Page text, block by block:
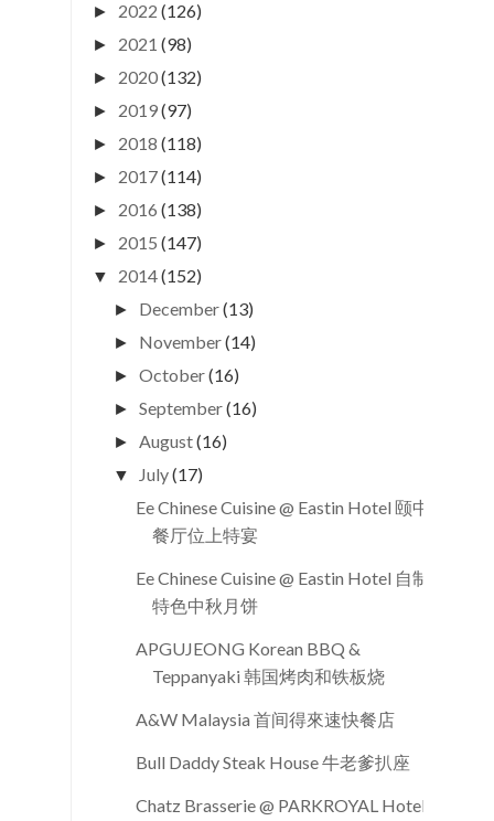
► 2022 (126)
► 2021 (98)
► 2020(132)
► 2019(97)
► 2018 (118)
► 2017(114)
► 2016 (138)
► 2015 (147)
▼ 2014(152)
► December(13)
► November(14)
►October(16)
►September(16)
►August(16)
▼ July(17)
Ee Chinese Cuisine @ Eastin Hotel 颐中
餐厅位上特宴
Ee Chinese Cuisine @ Eastin Hotel 自制
特色中秋月饼
APGUJEONG Korean BBQ &
Teppanyaki 韩国烤肉和铁板烧
A&W Malaysia 首间得來速快餐店
Bull Daddy Steak House 牛老爹扒座
Chatz Brasserie @ PARKROYAL Hotel